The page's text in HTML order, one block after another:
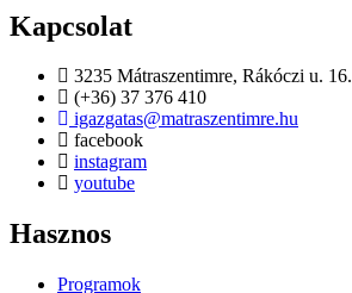
Kapcsolat
3235 Mátraszentimre, Rákóczi u. 16.
(+36) 37 376 410
igazgatas@matraszentimre.hu
facebook
instagram
youtube
Hasznos
Programok